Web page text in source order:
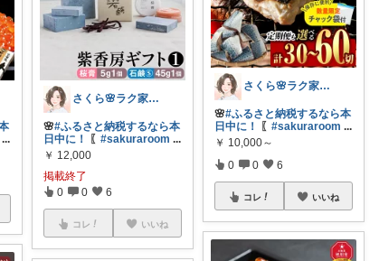
...
さくら🌸ラク家事&便利な生活雑貨🏠️
🌸#ふるさと納税するなら本
日中に！
〖#sakuraroom ...
￥ 12,000
掲載終了
0 0 6
コレ いいね
さくら🌸ラク家事&便利な生活雑貨🏠️
🌸#ふるさと納税するなら本
日中に！
〖#sakuraroom ...
￥ 10,000～
0 0 6
コレ いいね